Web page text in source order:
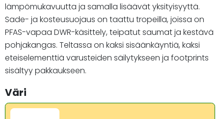
lämpömukavuutta ja samalla lisäävät yksityisyyttä.
Sade- ja kosteusuojaus on taattu tropeilla, joissa on
PFAS-vapaa DWR-käsittely, teipatut saumat ja kestävä
pohjakangas. Teltassa on kaksi sisäänkäyntiä, kaksi
eteiselementtiä varusteiden säilytykseen ja footprints
sisältyy pakkaukseen.
Väri